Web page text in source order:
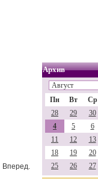
Вперед.
Архив
Пн Вт Ср
28
29 30
4
5 6
11
12 13
18
19 20
25
26 27